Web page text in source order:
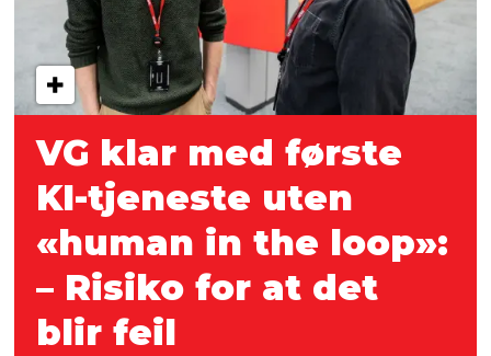
VG klar med første
KI-tjeneste uten
«human in the loop»:
– Risiko for at det
blir feil